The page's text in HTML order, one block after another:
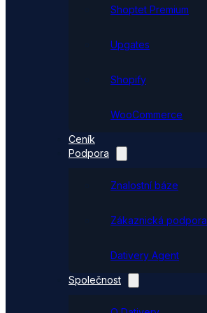
Shoptet Premium
Upgates
Shopify
WooCommerce
Ceník
Podpora
Znalostní báze
Zákaznická podpora
Dativery Agent
Společnost